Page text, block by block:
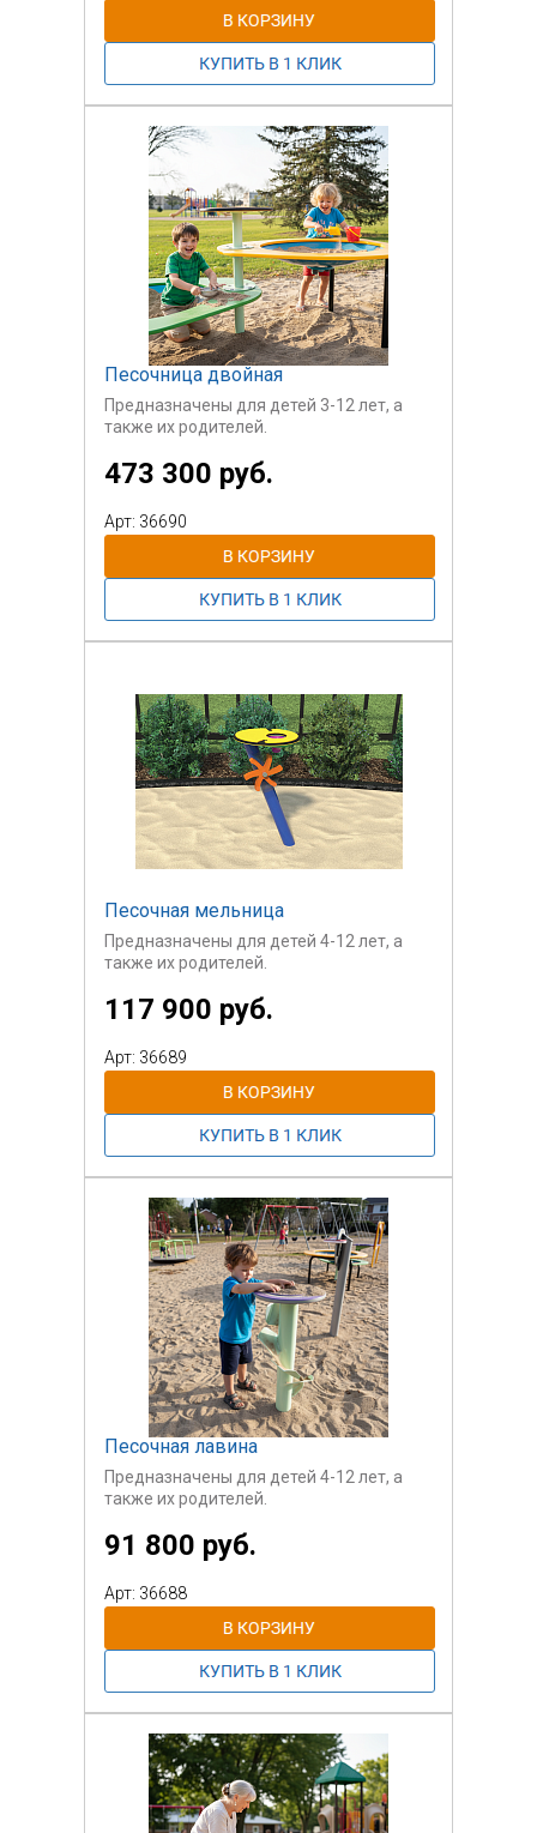
Песочница двойная
Предназначены для детей 3-12 лет, а
также их родителей.
473 300 руб.
Арт: 36690
Песочная мельница
Предназначены для детей 4-12 лет, а
также их родителей.
117 900 руб.
Арт: 36689
Песочная лавина
Предназначены для детей 4-12 лет, а
также их родителей.
91 800 руб.
Арт: 36688